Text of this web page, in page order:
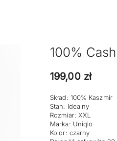
100%
199,00 zł
Skład: 100% Kaszmir
Stan: Idealny
Rozmiar: XXL
Marka: Uniqlo
Kolor: czarny